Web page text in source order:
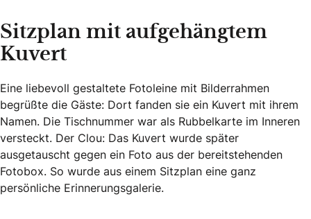
Sitzplan mit aufgehängtem
Kuvert
Eine liebevoll gestaltete Fotoleine mit Bilderrahmen
begrüßte die Gäste: Dort fanden sie ein Kuvert mit ihrem
Namen. Die Tischnummer war als Rubbelkarte im Inneren
versteckt. Der Clou: Das Kuvert wurde später
ausgetauscht gegen ein Foto aus der bereitstehenden
Fotobox. So wurde aus einem Sitzplan eine ganz
persönliche Erinnerungsgalerie.